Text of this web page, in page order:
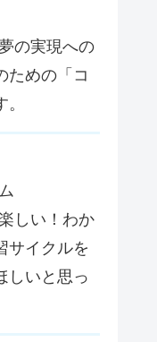
の実現への
ための「コ
しい！わか
イクルを
しいと思っ